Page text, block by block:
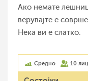
Ако немате
верувајте е
Нека ви е слатко.
Средно 10